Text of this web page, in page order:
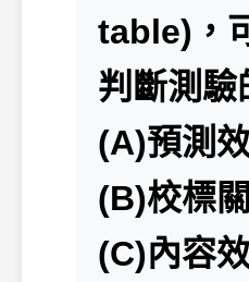
table)，
判斷測驗
(A)預測
(B)校標
(C)內容